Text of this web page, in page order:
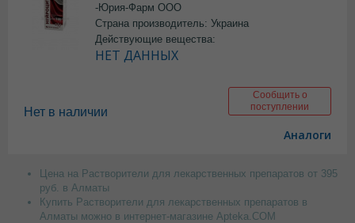
-Юрия-Фарм ООО
Страна производитель: Украина
Действующие вещества:
НЕТ ДАННЫХ
Нет в наличии
Сообщить о
поступлении
Аналоги
Цена на Растворители для лекарственных препаратов от 395
руб. в Алматы
Купить Растворители для лекарственных препаратов в
Алматы можно в интернет-магазине Apteka.COM